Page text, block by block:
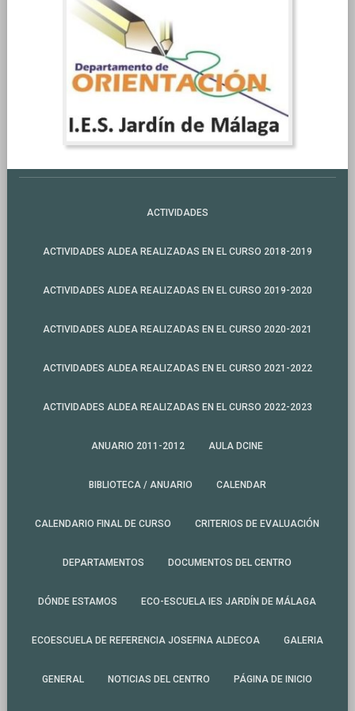
ACTIVIDADES
ACTIVIDADES ALDEA REALIZADAS EN EL CURSO 2018-2019
ACTIVIDADES ALDEA REALIZADAS EN EL CURSO 2019-2020
ACTIVIDADES ALDEA REALIZADAS EN EL CURSO 2020-2021
ACTIVIDADES ALDEA REALIZADAS EN EL CURSO 2021-2022
ACTIVIDADES ALDEA REALIZADAS EN EL CURSO 2022-2023
ANUARIO 2011-2012 AULA DCINE
BIBLIOTECA / ANUARIO CALENDAR
CALENDARIO FINAL DE CURSO CRITERIOS DE EVALUACIÓN
DEPARTAMENTOS DOCUMENTOS DEL CENTRO
DÓNDE ESTAMOS ECO-ESCUELA IES JARDÍN DE MÁLAGA
ECOESCUELA DE REFERENCIA JOSEFINA ALDECOA GALERIA
GENERAL NOTICIAS DEL CENTRO PÁGINA DE INICIO